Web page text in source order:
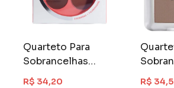
Quarteto Para
Sobrancelhas
Dailus Preenche e
R$ 34,20 R$